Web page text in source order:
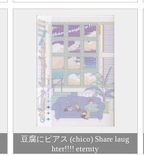
豆腐にピアス (chico) Share laug
hter!!!! eternty